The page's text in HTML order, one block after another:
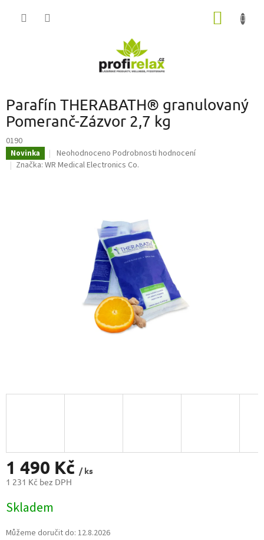
Parafín THERABATH® granulovaný
Pomeranč-Zázvor 2,7 kg
0190
Novinka
Průměrné
hodnocení
Neohodnoceno Podrobnosti hodnocení
Značka: WR Medical Electronics Co.
1 490 Kč / ks
1 231 Kč bez DPH
cena:
Skladem
Můžeme doručit do: 12.8.2026